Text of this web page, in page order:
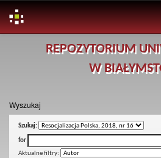
REPOZYTORIUM
W
Wyszukaj
Szukaj:
for
Aktualne filtry: